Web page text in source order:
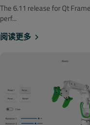
The 6.11 release for Qt
perf...
阅读更多